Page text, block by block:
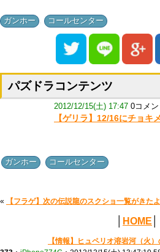
ガンホー コールセンター
パズドラコンテンツ
2012/12/15(土) 17:47 0コメン
【ゲリラ】12/16にチョキ
ガンホー コールセンター
« 【フラゲ】次の伝説龍のスクショ一覧がきた
HOME
【情報】ヒュペリオ溶岩河（火